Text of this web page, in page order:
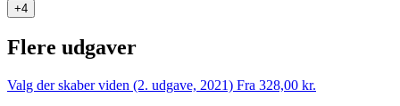
+4
Flere udgaver
Valg der skaber viden (2. udgave, 2021) Fra 328,00 kr.